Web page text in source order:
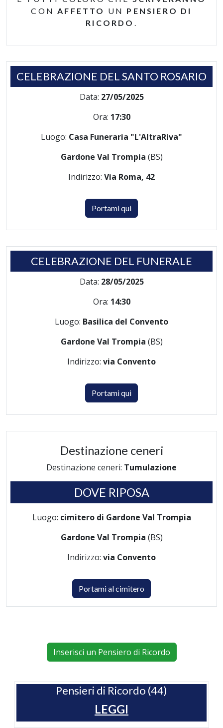
CONAFFETTO UN PENSIERO DI
RICORDO .
CELEBRAZIONE DEL SANTO ROSARIO
Data: 27/05/2025
Ora: 17:30
Luogo: Casa Funeraria "L'AltraRiva"
Gardone Val Trompia (BS)
Indirizzo: Via Roma, 42
Portami qui
CELEBRAZIONE DEL FUNERALE
Data: 28/05/2025
Ora: 14:30
Luogo: Basilica del Convento
Gardone Val Trompia (BS)
Indirizzo: via Convento
Portami qui
Destinazione ceneri
Destinazione ceneri: Tumulazione
DOVE RIPOSA
Luogo: cimitero di Gardone Val Trompia
Gardone Val Trompia (BS)
Indirizzo: via Convento
Portami al cimitero
Inserisci un Pensiero di Ricordo
Pensieri di Ricordo (44)
LEGGI